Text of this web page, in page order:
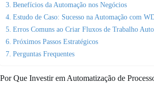
Benefícios da Automação nos Negócios
Estudo de Caso: Sucesso na Automação com
Erros Comuns ao Criar Fluxos de Trabalho
Próximos Passos Estratégicos
Perguntas Frequentes
Por Que Investir em Automatização de